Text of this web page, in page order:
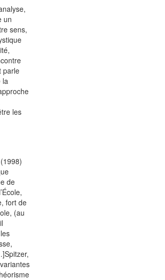
un
sens,
parle
la
les
(1998)
de
fort de
(au